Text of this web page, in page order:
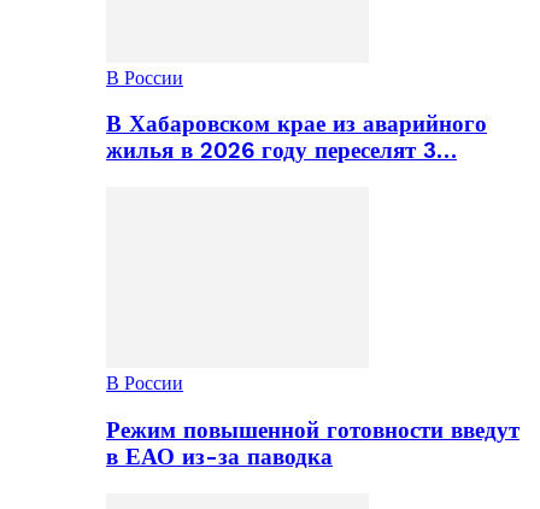
В России
В Хабаровском крае из аварийного
жилья в 2026 году переселят 3…
В России
Режим повышенной готовности введут
в ЕАО из-за паводка